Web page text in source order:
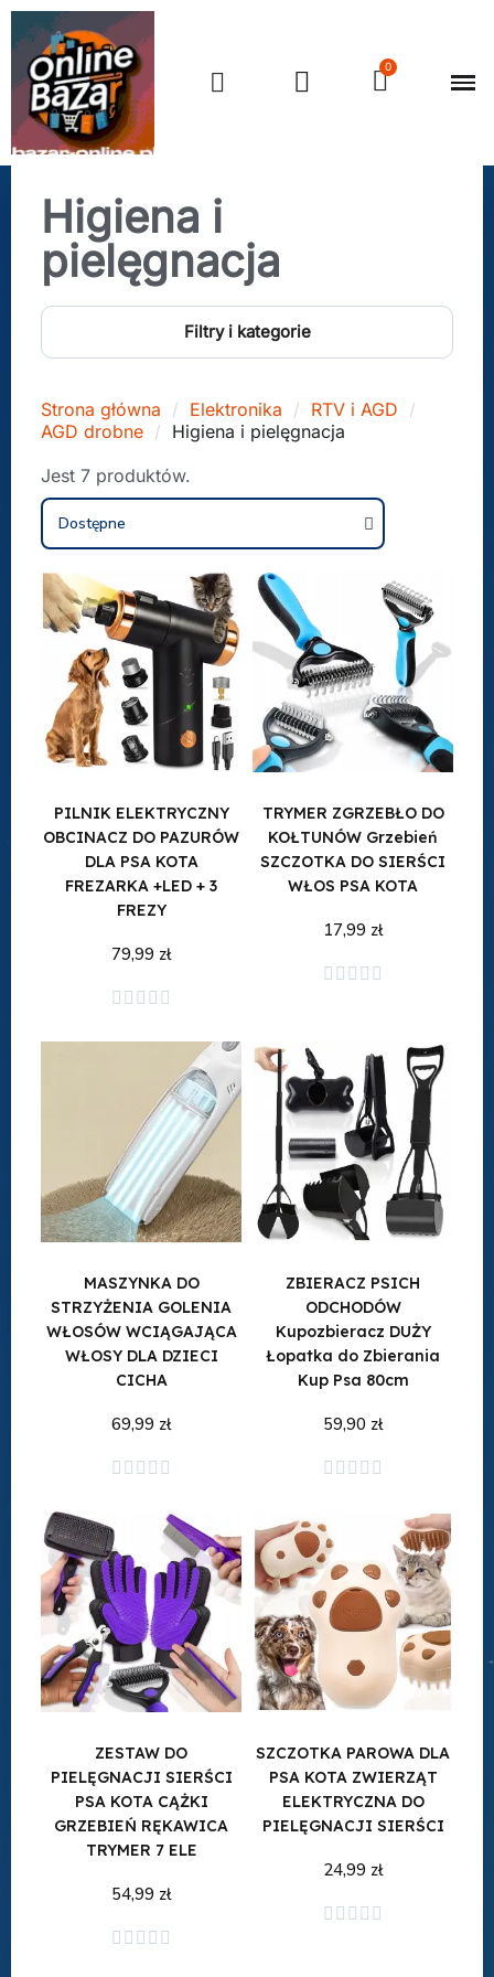
Higiena i
pielęgnacja
Filtry i kategorie
Strona główna Elektronika
RTV i AGD
AGD drobne
Higiena i pielęgnacja
Jest 7 produktów.
PILNIK ELEKTRYCZNY
OBCINACZ DO PAZURÓW
DLA PSA KOTA
FREZARKA +LED + 3
FREZY
79,99 zł
    
Dodaj do koszyka
TRYMER ZGRZEBŁO DO
KOŁTUNÓW Grzebień
SZCZOTKA DO SIERŚCI
WŁOS PSA KOTA
17,99 zł
    
MASZYNKA DO
STRZYŻENIA GOLENIA
WŁOSÓW WCIĄGAJĄCA
WŁOSY DLA DZIECI
CICHA
69,99 zł
    
Dodaj do koszyka
ZBIERACZ PSICH
ODCHODÓW
Kupozbieracz DUŻY
Łopatka do Zbierania
Kup Psa 80cm
59,90 zł
    
Dodaj do koszyka
ZESTAW DO
PIELĘGNACJI SIERŚCI
PSA KOTA CĄŻKI
GRZEBIEŃ RĘKAWICA
TRYMER 7 ELE
54,99 zł
    
Dodaj do koszyka
SZCZOTKA PAROWA DLA
PSA KOTA ZWIERZĄT
ELEKTRYCZNA DO
PIELĘGNACJI SIERŚCI
24,99 zł
    